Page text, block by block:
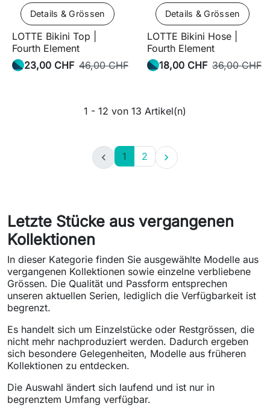
Details & Grössen
LOTTE Bikini Top |
Fourth Element
23,00 CHF 46,00 CHF
Details & Grössen
LOTTE Bikini Hose |
Fourth Element
18,00 CHF 36,00 CHF
1 - 12 von 13 Artikel(n)
 1 2 
Letzte Stücke aus vergangenen
Kollektionen
In dieser Kategorie finden Sie ausgewählte Modelle aus
vergangenen Kollektionen sowie einzelne verbliebene
Grössen. Die Qualität und Passform entsprechen
unseren aktuellen Serien, lediglich die Verfügbarkeit ist
begrenzt.
Es handelt sich um Einzelstücke oder Restgrössen, die
nicht mehr nachproduziert werden. Dadurch ergeben
sich besondere Gelegenheiten, Modelle aus früheren
Kollektionen zu entdecken.
Die Auswahl ändert sich laufend und ist nur in
begrenztem Umfang verfügbar.